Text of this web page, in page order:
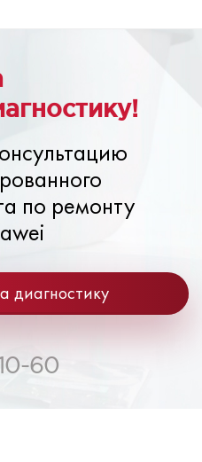
по ремонту
диагностику
60